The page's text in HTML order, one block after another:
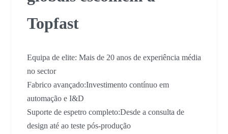
Topfast
Equipa de elite: Mais de 20 anos de experiência média
no sector
Fabrico avançado:Investimento contínuo em
automação e I&D
Suporte de espetro completo:Desde a consulta de
design até ao teste pós-produção